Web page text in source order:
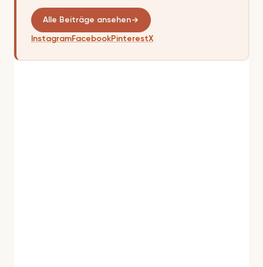
Alle Beiträge ansehen
InstagramFacebookPinterestX